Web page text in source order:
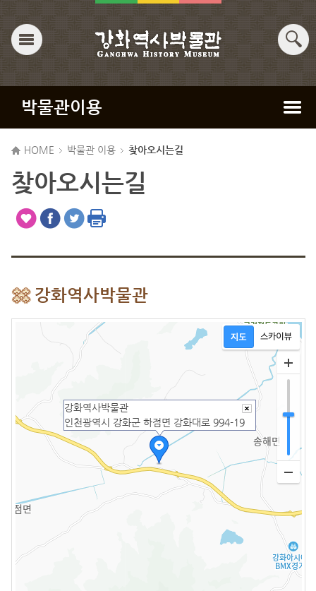
박물관이용
HOME 박물관 이용 찾아오시는길
찾아오시는길
강화역사박물관
강화역사박물관
인천광역시 강화군 하점면 강화대로 994-19